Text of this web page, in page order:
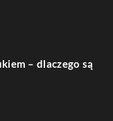
– dlaczego są